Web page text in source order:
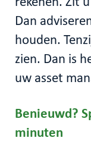
Dan
houden.
zien. Dan is
uw asset
Benieuwd?
minuten